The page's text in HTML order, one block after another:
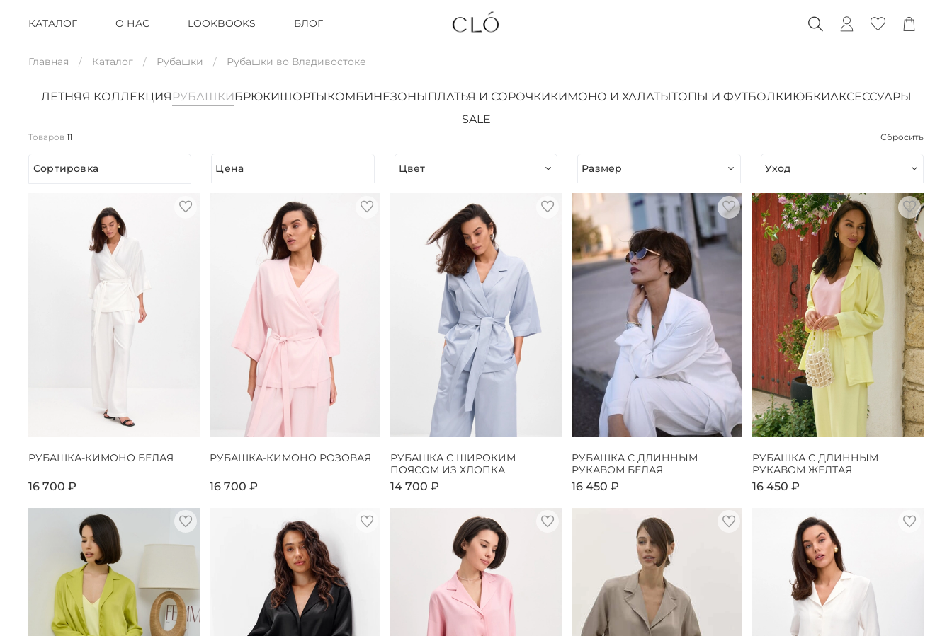
КАТАЛОГ О НАС LOOKBOOKS БЛОГ
Главная Каталог Рубашки Рубашки во Владивостоке
ЛЕТНЯЯ КОЛЛЕКЦИЯ РУБАШКИБРЮКИШОРТЫ КОМБИНЕЗОНЫ ПЛАТЬЯ И СОРОЧКИКИМОНО И ХАЛАТЫТОПЫ И ФУТБОЛКИЮБКИАКСЕССУАРЫ
SALE
Товаров 11 Сбросить
Сортировка Цена Цвет Размер Уход
РУБАШКА-КИМОНО БЕЛАЯ
16 700 ₽
РУБАШКА-КИМОНО РОЗОВАЯ
16 700 ₽
РУБАШКА С ШИРОКИМ
ПОЯСОМ ИЗ ХЛОПКА
14 700 ₽
РУБАШКА С ДЛИННЫМ
РУКАВОМ БЕЛАЯ
16 450 ₽
РУБАШКА С ДЛИННЫМ
РУКАВОМ ЖЕЛТАЯ
16 450 ₽